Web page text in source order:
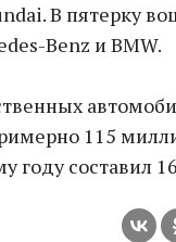
В пятерку
Benz и BMW.
115
году составил